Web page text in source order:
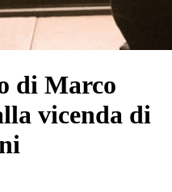
di Marco
vicenda di